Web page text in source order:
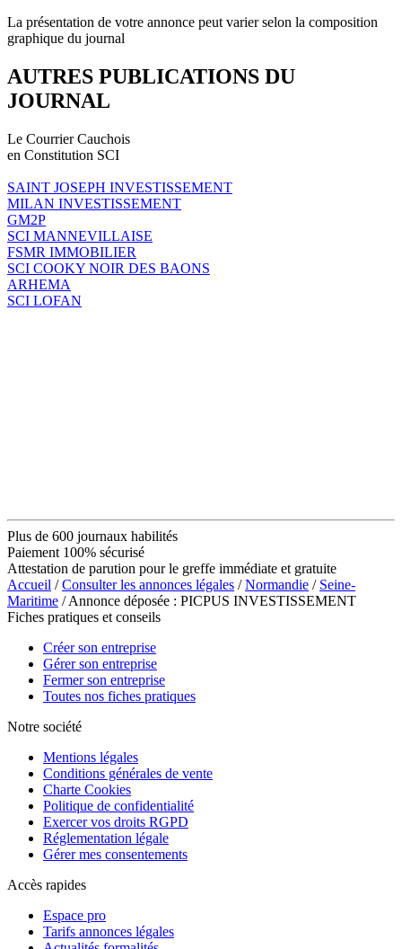
La présentation de votre annonce peut varier selon la composition
graphique du journal
AUTRES PUBLICATIONS DU
JOURNAL
Le Courrier Cauchois
en Constitution SCI
SAINT JOSEPH INVESTISSEMENT
MILAN INVESTISSEMENT
GM2P
SCI MANNEVILLAISE
FSMR IMMOBILIER
SCI COOKY NOIR DES BAONS
ARHEMA
SCI LOFAN
Plus de 600 journaux habilités
Paiement 100% sécurisé
Attestation de parution pour le greffe immédiate et gratuite
Accueil /Consulter les annonces légales /Normandie / Seine-
Maritime / Annonce déposée : PICPUS INVESTISSEMENT
Fiches pratiques et conseils
Créer son entreprise
Gérer son entreprise
Fermer son entreprise
Toutes nos fiches pratiques
Notre société
Mentions légales
Conditions générales de vente
Charte Cookies
Politique de confidentialité
Exercer vos droits RGPD
Réglementation légale
Gérer mes consentements
Accès rapides
Espace pro
Tarifs annonces légales